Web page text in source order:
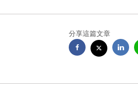
分享這篇文章